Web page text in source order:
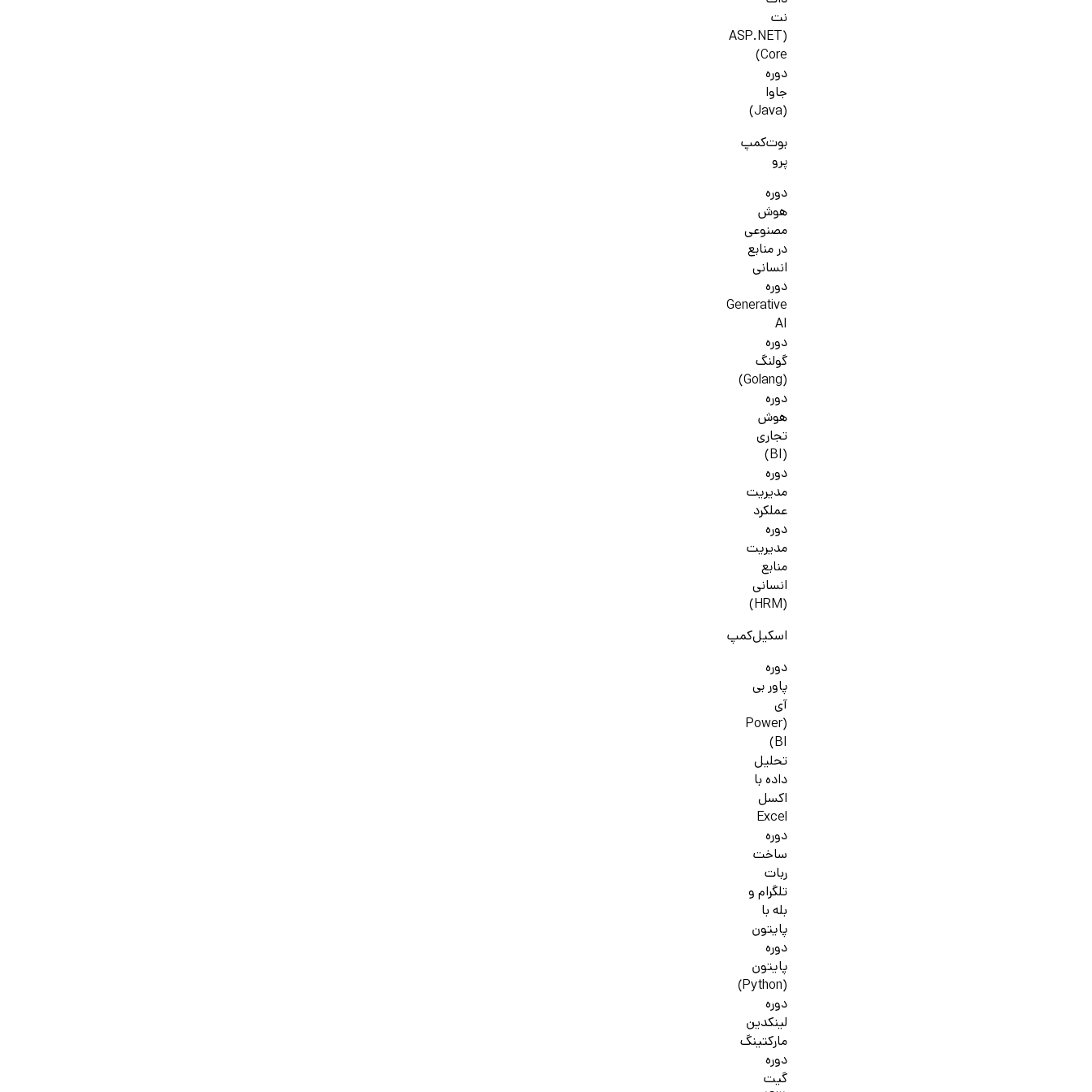
نت
(ASP.NET
Core)
دوره
جاوا
(Java)
بوت‌کمپ
پرو
دوره
هوش
مصنوعی
در منابع
انسانی
دوره
Generative
AI
دوره
گولنگ
(Golang)
دوره
هوش
تجاری
(BI)
دوره
مدیریت
عملکرد
دوره
مدیریت
منابع
انسانی
(HRM)
اسکیل‌کمپ
دوره
پاور بی
آی
(Power
BI)
تحلیل
داده با
اکسل
Excel
دوره
ساخت
ربات
تلگرام و
بله با
پایتون
دوره
پایتون
(Python)
دوره
لینکدین
مارکتینگ
دوره
گیت